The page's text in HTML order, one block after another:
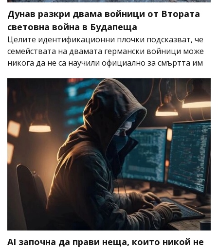
Дунав разкри двама войници от Втората
световна война в Будапеща
Целите идентификационни плочки подсказват, че
семействата на двамата германски войници може
никога да не са научили официално за смъртта им
AI започна да прави неща, които никой не